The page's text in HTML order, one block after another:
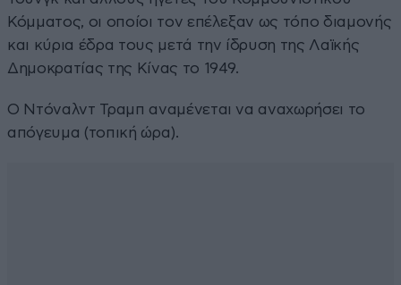
Κόμματος, οι οποίοι τον επέλεξαν ως τόπο διαμονής
και κύρια έδρα τους μετά την ίδρυση της Λαϊκής
Δημοκρατίας της Κίνας το 1949.
Ο Ντόναλντ Τραμπ αναμένεται να αναχωρήσει το
απόγευμα (τοπική ώρα).